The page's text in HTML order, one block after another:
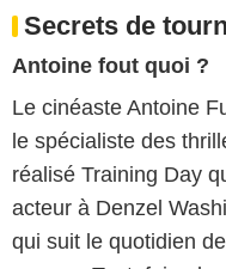
Secrets de
Antoine fout quoi ?
Le cinéaste Antoine
le spécialiste des
réalisé Training Day
acteur à Denzel
qui suit le quotidien